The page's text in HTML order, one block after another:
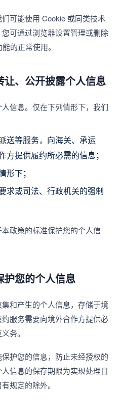
可能使用 Cookie 或同类技术
可通过浏览器设置管理或删除
的正常使用。
、公开披露个人信息
信息。仅在下列情形下，我们
送等服务，向海关、承运
方提供履约所必需的信息；
形下；
求或司法、行政机关的强制
政策的标准保护您的个人信
护您的个人信息
和产生的个人信息，存储于境
服务需要向境外合作方提供必
务。
护您的信息，防止未经授权的
信息的保存期限为实现处理目
规定的除外。